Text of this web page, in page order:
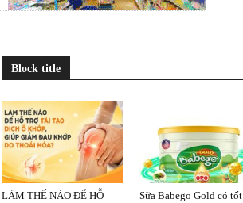
Block title
LÀM THẾ NÀO ĐỂ HỖ
Sữa Babego Gold có tốt